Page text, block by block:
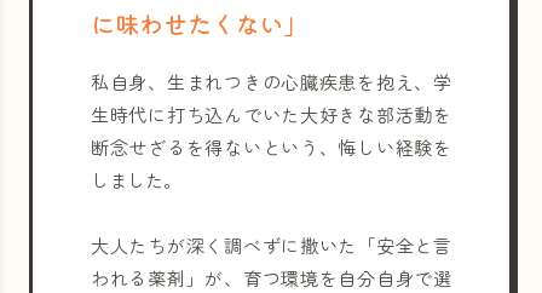
に味わせたくない」
私自身、生まれつきの心臓疾患を抱え、学
生時代に打ち込んでいた大好きな部活動を
断念せざるを得ないという、悔しい経験を
しました。
大人たちが深く調べずに撒いた「安全と言
われる薬剤」が、育つ環境を自分自身で選